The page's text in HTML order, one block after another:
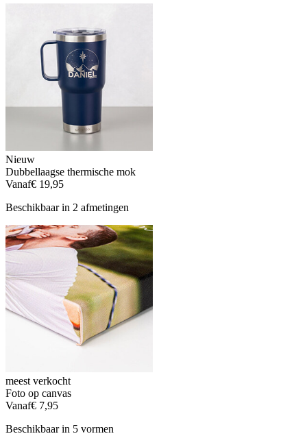
Nieuw
Dubbellaagse thermische mok
Vanaf€ 19,95
Beschikbaar in 2 afmetingen
meest verkocht
Foto op canvas
Vanaf€ 7,95
Beschikbaar in 5 vormen